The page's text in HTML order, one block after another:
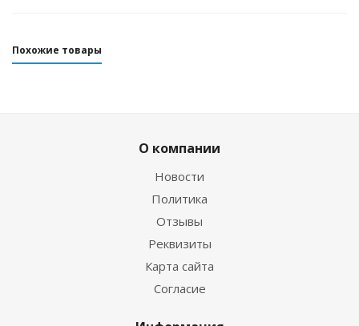
Похожие товары
открытая пора синий
О компании
Новости
Политика
Отзывы
Реквизиты
Карта сайта
Согласие